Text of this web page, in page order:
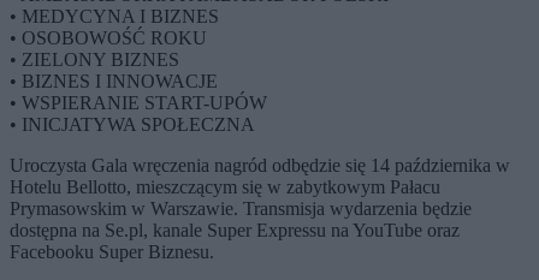
• MEDYCYNA I BIZNES
• OSOBOWOŚĆ ROKU
• ZIELONY BIZNES
• BIZNES I INNOWACJE
• WSPIERANIE START-UPÓW
• INICJATYWA SPOŁECZNA
Uroczysta Gala wręczenia nagród odbędzie się 14 października w
Hotelu Bellotto, mieszczącym się w zabytkowym Pałacu
Prymasowskim w Warszawie. Transmisja wydarzenia będzie
dostępna na Se.pl, kanale Super Expressu na YouTube oraz
Facebooku Super Biznesu.